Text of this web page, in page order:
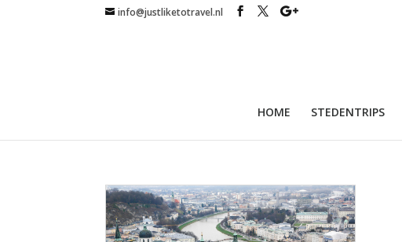
info@justliketotravel.nl
HOME STEDENTRIPS